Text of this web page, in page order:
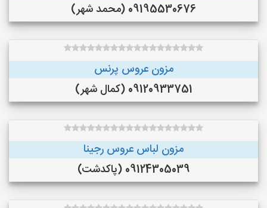
09195530676 (محمد شهر)
مزون عروس پرنس
09120933751 (کمال شهر)
مزون لباس عروس رجینا
09124305039 (پاکدشت)